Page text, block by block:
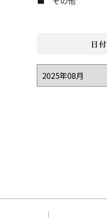
日付